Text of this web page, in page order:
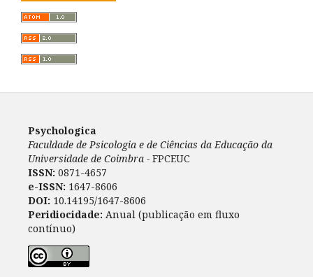
Psychologica
Faculdade de Psicologia e de Ciências da Educação da
Universidade de Coimbra - FPCEUC
ISSN: 0871-4657
e-ISSN: 1647-8606
DOI: 10.14195/1647-8606
Peridiocidade: Anual (publicação em fluxo
contínuo)